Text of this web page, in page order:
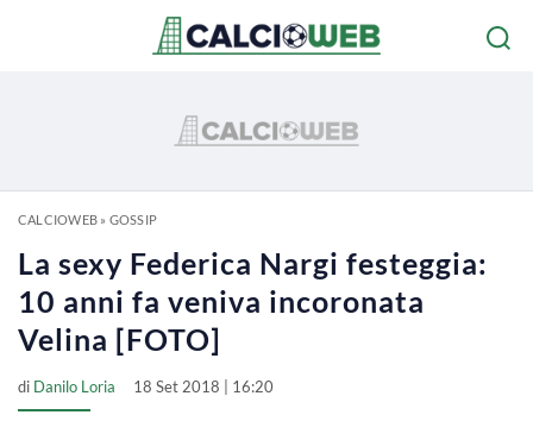
CALCIOWEB» GOSSIP
La sexy Federica Nargi festeggia:
10 anni fa veniva incoronata
Velina [FOTO]
di Danilo Loria 18 Set 2018 | 16:20